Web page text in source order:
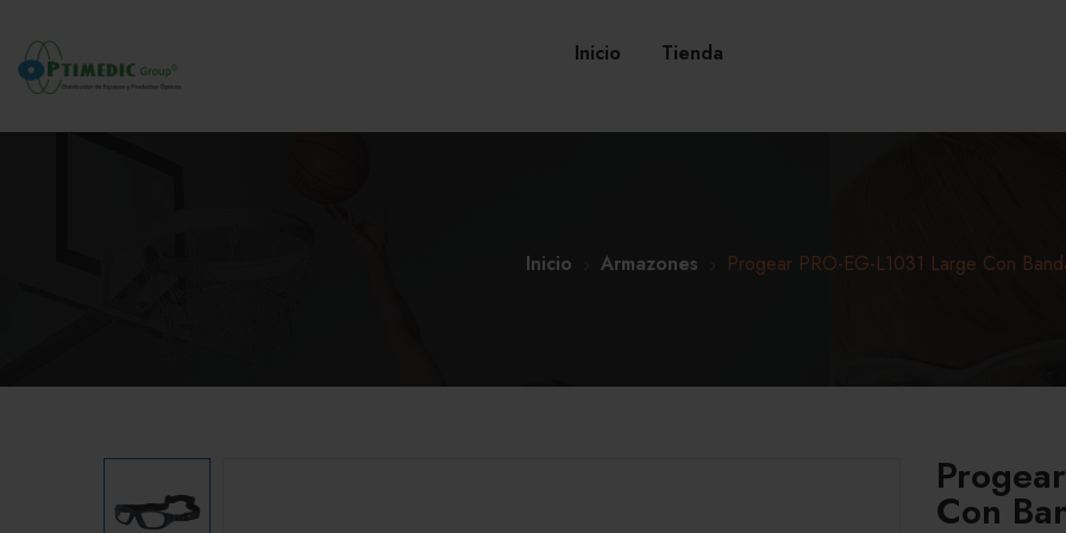
Inicio Tienda
Inicio Armazones Progear PRO-EG-L1031 Large Con
Con